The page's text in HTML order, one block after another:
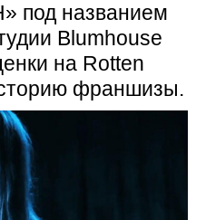
под названием
Blumhouse
на Rotten
франшизы.